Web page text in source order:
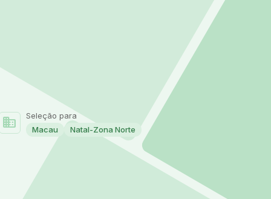
domain
Seleção para
Macau
Natal-Zona Norte